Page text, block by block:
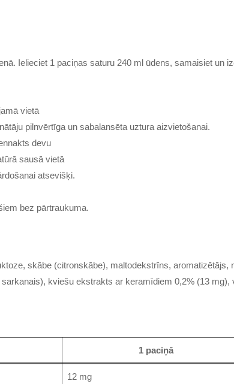
Ielieciet 1 paciņas saturu 240 ml ūdens, samaisiet un
vietā
pilnvērtīga un sabalansēta uztura aizvietošanai.
devu
sausā vietā
atsevišķi.
bez pārtraukuma.
skābe (citronskābe), maltodekstrīns, aromatizētājs,
kviešu ekstrakts ar keramīdiem 0,2% (13
1 paciņā
12 mg